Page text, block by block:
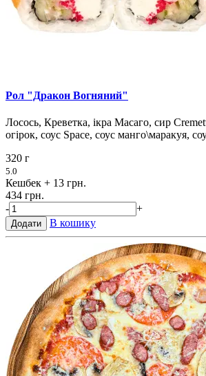
Рол "Дракон Вогняний"
Лосось, Креветка, ікра Масаго, сир
огірок, соус Space, соус манго\маракуя,
320 г
5.0
Кешбек + 13 грн.
434 грн.
-
+
Додати В кошику